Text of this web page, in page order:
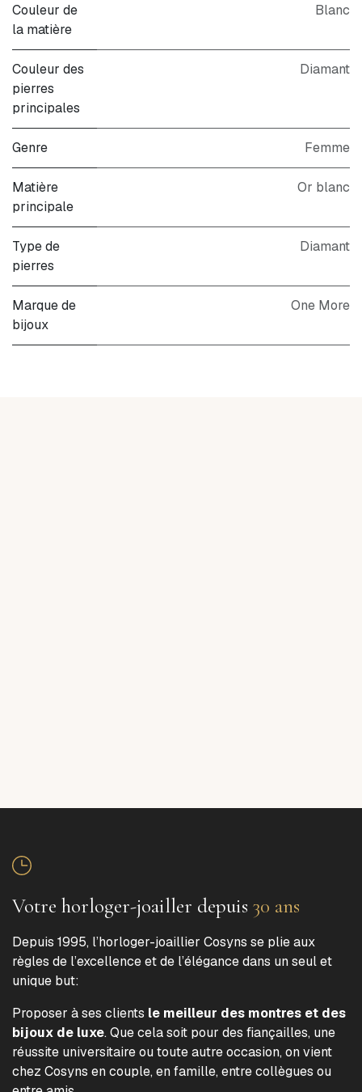
Couleur de
la matière
Blanc
Couleur des
pierres
principales
Diamant
Genre Femme
Matière
principale
Or blanc
Type de
pierres
Diamant
Marque de
bijoux
One More
Votre horloger-joailler depuis 30 ans
Depuis 1995, l’horloger-joaillier Cosyns se plie aux
règles de l’excellence et de l’élégance dans un seul et
unique but:
Proposer à ses clients le meilleur des montres et des
bijoux de luxe. Que cela soit pour des fiançailles, une
réussite universitaire ou toute autre occasion, on vient
chez Cosyns en couple, en famille, entre collègues ou